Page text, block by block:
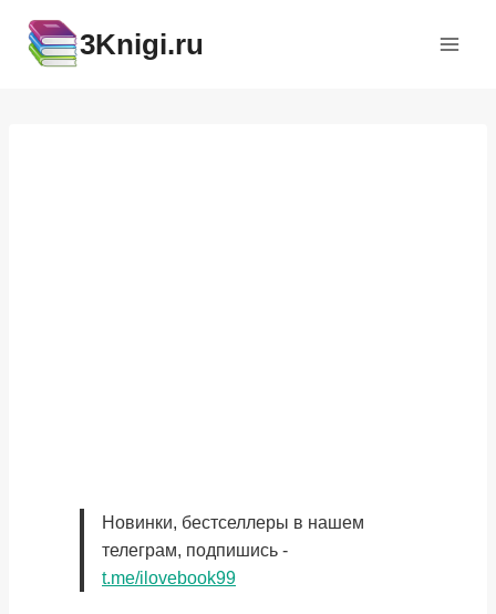
содержимому
3Knigi.ru
Новинки, бестселлеры в нашем
телеграм, подпишись -
t.me/ilovebook99